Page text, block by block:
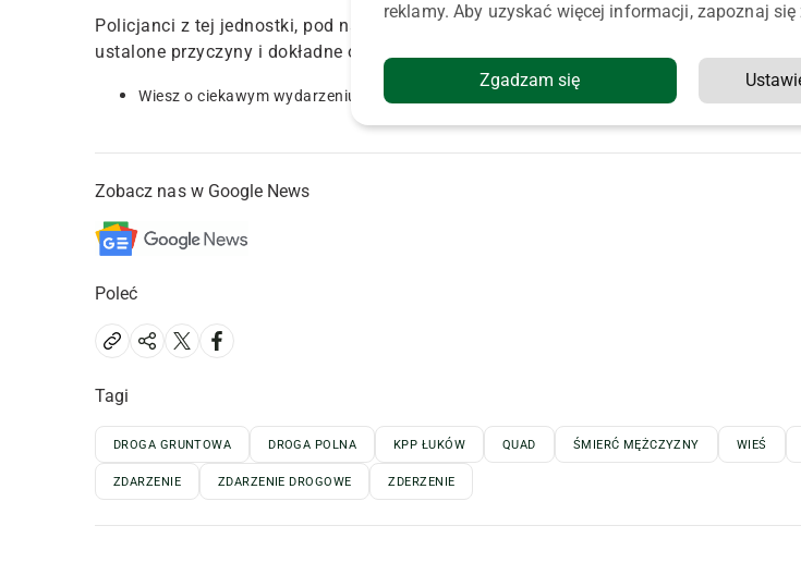
Policjanci z tej jednostki, pod nadzorem prokuratury, prowadzą śledztwo , w ramach
ustalone przyczyny i dokładne okoliczności tego tragicznego wypadku.
Wiesz o ciekawym wydarzeniu? Poinformuj nas o tym! Czekamy: redakcja@agropolska.pl
Zobacz nas w Google News
Poleć
Tagi
DROGA GRUNTOWA DROGA POLNA KPP ŁUKÓW QUAD ŚMIERĆ MĘŻCZYZNY WIEŚ
ZDARZENIE ZDARZENIE DROGOWE ZDERZENIE
reklamy. Aby uzyskać więcej informacji, zapoznaj się
Zgadzam się